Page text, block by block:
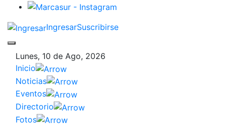
IngresarSuscribirse
Lunes, 10 de Ago, 2026
Inicio
Noticias
Eventos
Directorio
Fotos